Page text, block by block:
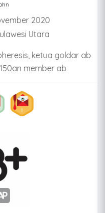
2020
Utara
ketua goldar ab
member ab